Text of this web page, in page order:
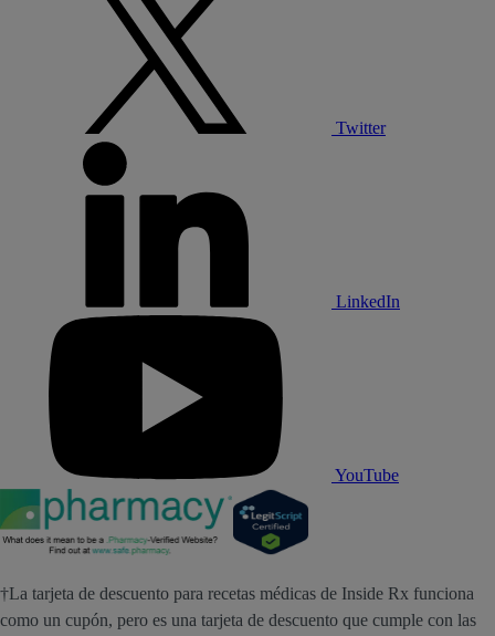
Twitter
LinkedIn
YouTube
†La tarjeta de descuento para recetas médicas de Inside Rx funciona
como un cupón, pero es una tarjeta de descuento que cumple con las